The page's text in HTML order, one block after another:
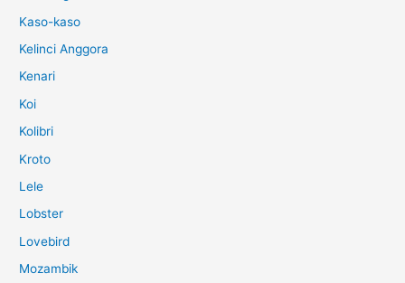
Kaso-kaso
Kelinci Anggora
Kenari
Koi
Kolibri
Kroto
Lele
Lobster
Lovebird
Mozambik